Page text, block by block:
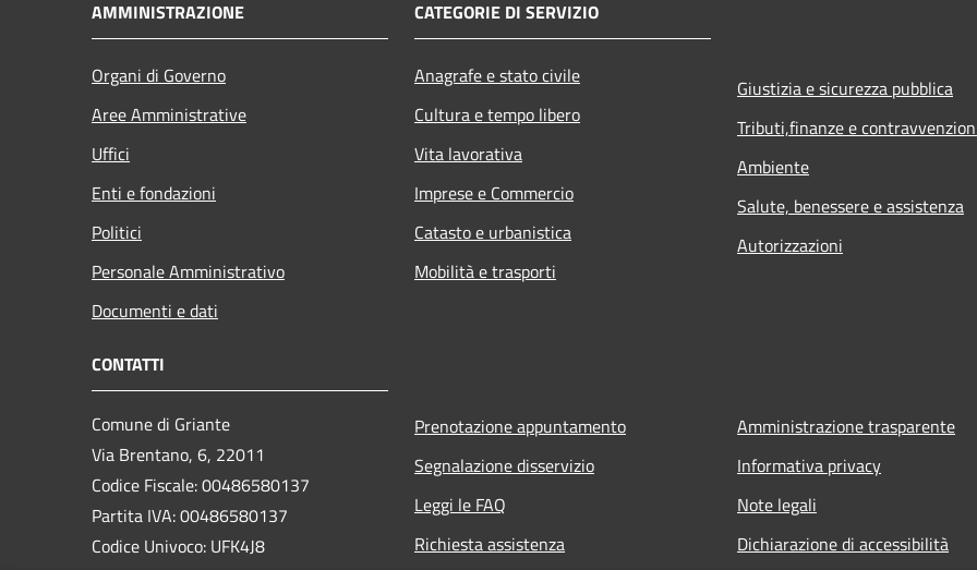
AMMINISTRAZIONE
Organi di Governo
Aree Amministrative
Uffici
Enti e fondazioni
Politici
Personale Amministrativo
Documenti e dati
CATEGORIE DI SERVIZIO
Anagrafe e stato civile
Cultura e tempo libero
Vita lavorativa
Imprese e Commercio
Catasto e urbanistica
Mobilità e trasporti
Giustizia e sicurezza pubblica
Tributi,finanze e
Ambiente
Salute, benessere e assistenza
Autorizzazioni
CONTATTI
Comune di Griante
Via Brentano, 6, 22011
Codice Fiscale: 00486580137
Partita IVA: 00486580137
Codice Univoco: UFK4J8
Prenotazione appuntamento
Segnalazione disservizio
Leggi le FAQ
Richiesta assistenza
Amministrazione trasparente
Informativa privacy
Note legali
Dichiarazione di accessibilità